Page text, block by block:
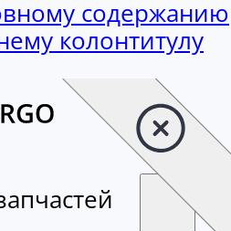
содержанию
колонтитулу